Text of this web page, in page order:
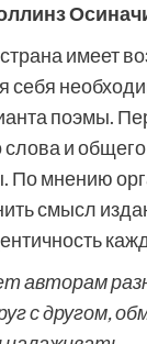
имеет
себя
поэмы.
слова и
По мнению
смысл
авторам
с другом,